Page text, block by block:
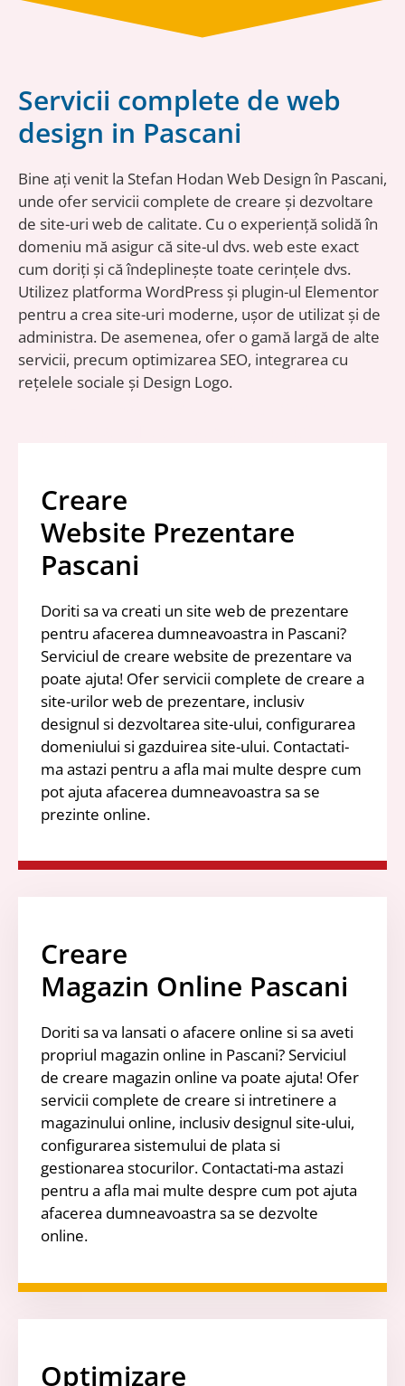
Servicii complete de web
design in Pascani
Bine ați venit la Stefan Hodan Web Design în Pascani,
unde ofer servicii complete de creare și dezvoltare
de site-uri web de calitate. Cu o experiență solidă în
domeniu mă asigur că site-ul dvs. web este exact
cum doriți și că îndeplinește toate cerințele dvs.
Utilizez platforma WordPress și plugin-ul Elementor
pentru a crea site-uri moderne, ușor de utilizat și de
administra. De asemenea, ofer o gamă largă de alte
servicii, precum optimizarea SEO, integrarea cu
rețelele sociale și Design Logo.
Creare
Website Prezentare
Pascani
Doriti sa va creati un site web de prezentare
pentru afacerea dumneavoastra in Pascani?
Serviciul de creare website de prezentare va
poate ajuta! Ofer servicii complete de creare a
site-urilor web de prezentare, inclusiv
designul si dezvoltarea site-ului, configurarea
domeniului si gazduirea site-ului. Contactati-
ma astazi pentru a afla mai multe despre cum
pot ajuta afacerea dumneavoastra sa se
prezinte online.
Creare
Magazin Online Pascani
Doriti sa va lansati o afacere online si sa aveti
propriul magazin online in Pascani? Serviciul
de creare magazin online va poate ajuta! Ofer
servicii complete de creare si intretinere a
magazinului online, inclusiv designul site-ului,
configurarea sistemului de plata si
gestionarea stocurilor. Contactati-ma astazi
pentru a afla mai multe despre cum pot ajuta
afacerea dumneavoastra sa se dezvolte
online.
Optimizare